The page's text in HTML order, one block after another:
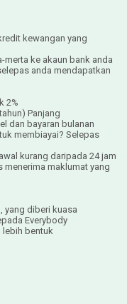
kewangan yang
merta ke akaun bank anda
anda mendapatkan
2%
Panjang
dan bayaran bulanan
membiayai? Selepas
kurang daripada 24 jam
menerima maklumat yang
yang diberi kuasa
Everybody
lebih bentuk